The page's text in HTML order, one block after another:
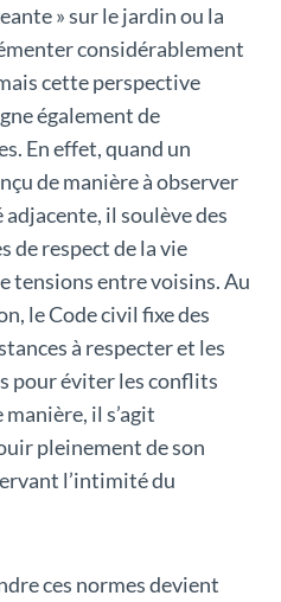
» sur le jardin ou la
considérablement
cette perspective
également de
En effet, quand un
de manière à observer
il soulève des
de respect de la vie
tensions entre voisins. Au
le Code civil fixe des
à respecter et les
pour éviter les conflits
il s’agit
pleinement de son
l’intimité du
ces normes devient